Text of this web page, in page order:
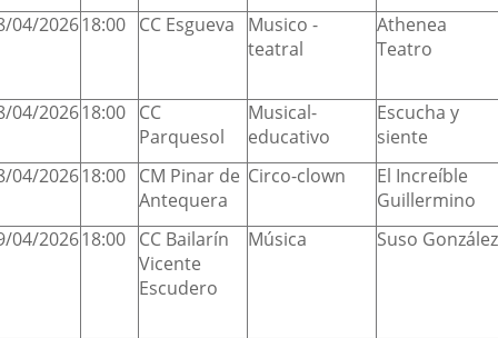
04/202618:00 CC Esgueva
Musico -
teatral
Athenea
Teatro
04/202618:00 CC
Parquesol
Musical-
educativo
Escucha y
siente
04/202618:00 CM Pinar de
Antequera
Circo-clown
El Increíble
Guillermino
04/202618:00 CC Bailarín
Vicente
Escudero
Música Suso González